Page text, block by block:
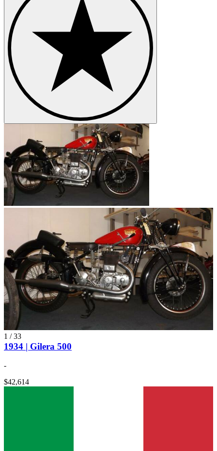
1 /33
1934 | Gilera 500
-
$42,614